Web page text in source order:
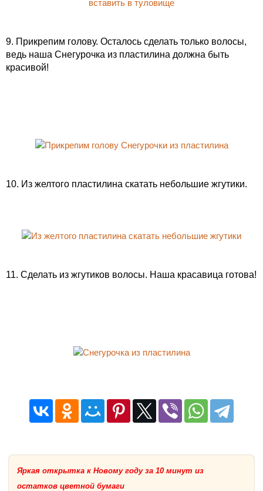
9. Прикрепим голову. Осталось сделать только волосы,
ведь наша Снегурочка из пластилина должна быть
красивой!
10. Из желтого пластилина скатать небольшие жгутики.
11. Сделать из жгутиков волосы. Наша красавица готова!
Яркая открытка к Новому году за 10 минут из
остатков цветной бумаги